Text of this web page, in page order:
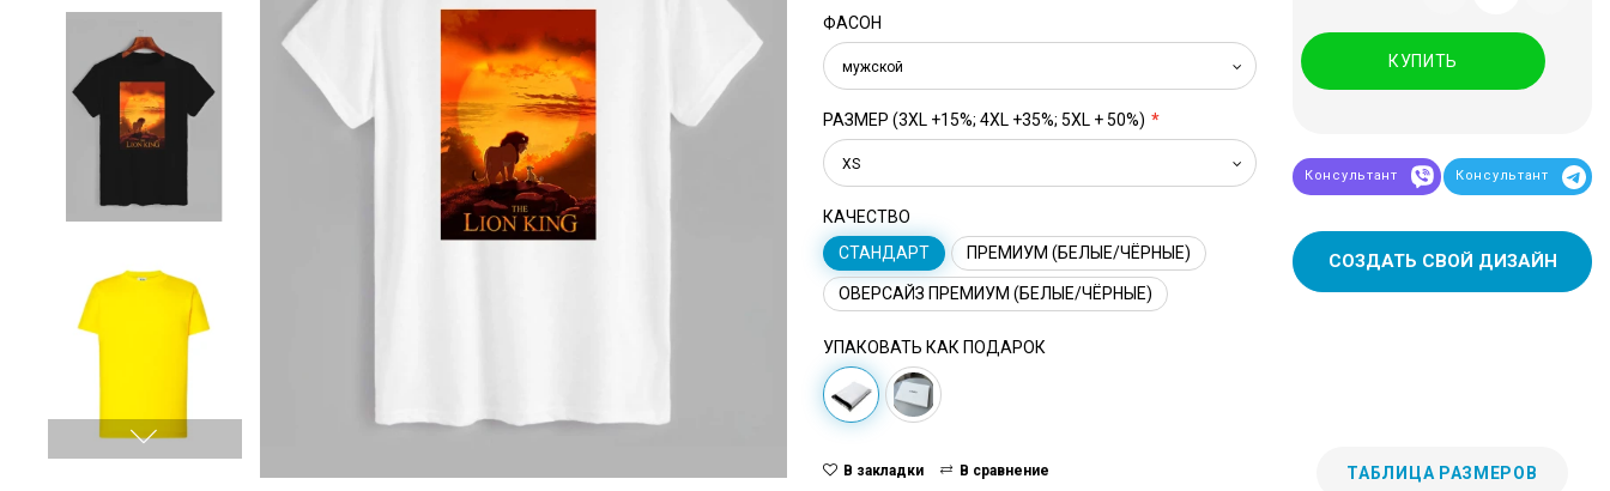
ФАСОН
мужской
РАЗМЕР (3XL +15%; 4XL +35%; 5XL + 50%)
XS
КАЧЕСТВО
СТАНДАРТ
ПРЕМИУМ (БЕЛЫЕ/ЧЁРНЫЕ)
ОВЕРСАЙЗ ПРЕМИУМ (БЕЛЫЕ/ЧЁРНЫЕ)
УПАКОВАТЬ КАК ПОДАРОК
КУПИТЬ
Консультант Консультант
СОЗДАТЬ СВОЙ ДИЗАЙН
В закладки В сравнение ТАБЛИЦА РАЗМЕРОВ